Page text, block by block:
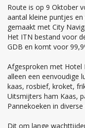
Route is op 9 Oktober
aantal kleine puntjes
gemaakt met City
Het ITN bestand voor
GDB en komt voor
Afgesproken met Hotel
alleen een eenvoudige
kaas, rosbief, kroket,
Uitsmijters ham Kaas,
Pannekoeken in diverse
Dit om lange